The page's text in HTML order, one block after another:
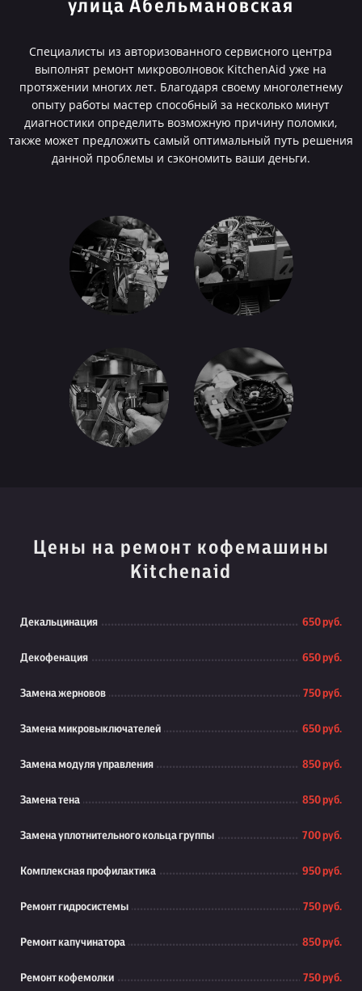
улица Абельмановская
Специалисты из авторизованного сервисного центра
выполнят ремонт микроволновок KitchenAid уже на
протяжении многих лет. Благодаря своему многолетнему
опыту работы мастер способный за несколько минут
диагностики определить возможную причину поломки,
также может предложить самый оптимальный путь решения
данной проблемы и сэкономить ваши деньги.
Цены на ремонт кофемашины
Kitchenaid
Декальцинация 650 руб.
Декофенация 650 руб.
Замена жерновов 750 руб.
Замена микровыключателей 650 руб.
Замена модуля управления 850 руб.
Замена тена 850 руб.
Замена уплотнительного кольца группы 700 руб.
Комплексная профилактика 950 руб.
Ремонт гидросистемы 750 руб.
Ремонт капучинатора 850 руб.
Ремонт кофемолки 750 руб.